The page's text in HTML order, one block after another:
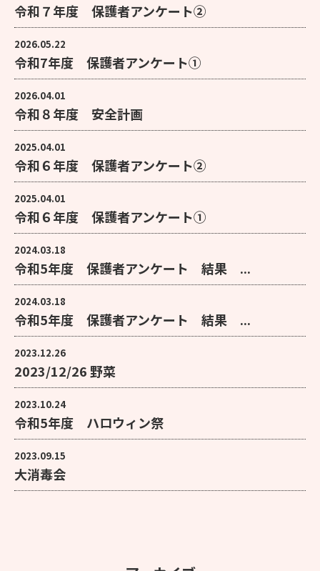
令和７年度 保護者アンケート②
2026.05.22
令和7年度 保護者アンケート①
2026.04.01
令和８年度 安全計画
2025.04.01
令和６年度 保護者アンケート②
2025.04.01
令和６年度 保護者アンケート①
2024.03.18
令和5年度 保護者アンケート 結果 ...
2024.03.18
令和5年度 保護者アンケート 結果 ...
2023.12.26
2023/12/26 野菜
2023.10.24
令和5年度 ハロウィン祭
2023.09.15
大消毒会